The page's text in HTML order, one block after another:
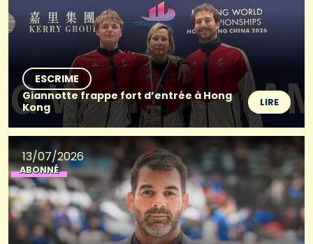
ESCRIME
Giannotte frappe fort d’entrée à Hong
Kong
LIRE
13/07/2026
ABONNÉ